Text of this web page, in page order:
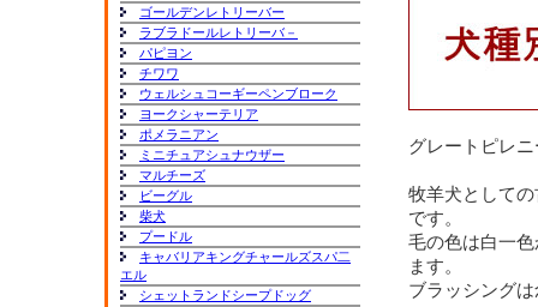
グレートピレ
牧羊犬として
です。
毛の色は白一
ます。
ブラッシング
ゴールデンレトリーバー
ラブラドールレトリーバ－
パピヨン
チワワ
ウェルシュコーギーペンブローク
ヨークシャーテリア
ポメラニアン
ミニチュアシュナウザー
マルチーズ
ビーグル
柴犬
プードル
キャバリアキングチャールズスパ二
エル
シェットランドシープドッグ